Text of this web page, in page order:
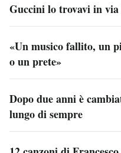
Guccini lo trovavi in
«Un musico fallito, un
o un prete»
Dopo due anni è
lungo di sempre